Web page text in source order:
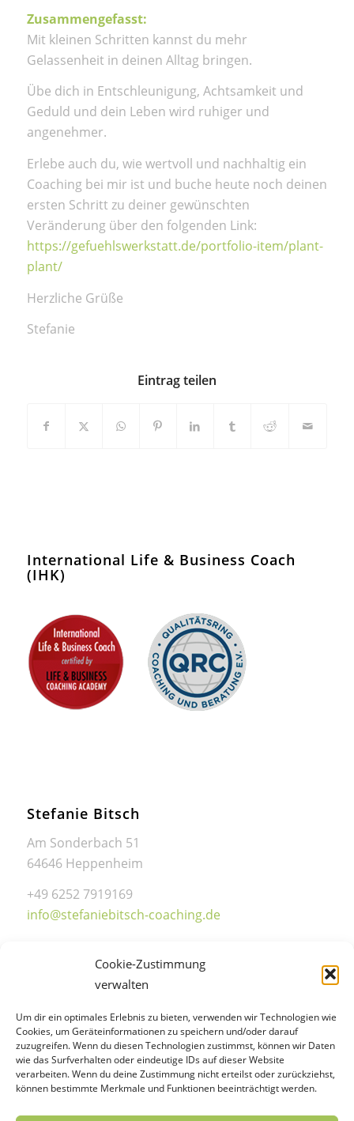
Cookie-Zustimmung
verwalten
Um dir ein optimales Erlebnis zu bieten, verwenden wir Technologien wie
Cookies, um Geräteinformationen zu speichern und/oder darauf
zuzugreifen. Wenn du diesen Technologien zustimmst, können wir Daten
wie das Surfverhalten oder eindeutige IDs auf dieser Website
verarbeiten. Wenn du deine Zustimmung nicht erteilst oder zurückziehst,
können bestimmte Merkmale und Funktionen beeinträchtigt werden.
Zusammengefasst:
Mit kleinen Schritten kannst du mehr
Gelassenheit in deinen Alltag bringen.
Übe dich in Entschleunigung, Achtsamkeit und
Geduld und dein Leben wird ruhiger und
angenehmer.
Erlebe auch du, wie wertvoll und nachhaltig ein
Coaching bei mir ist und buche heute noch deinen
ersten Schritt zu deiner gewünschten
Veränderung über den folgenden Link:
https://gefuehlswerkstatt.de/portfolio-item/plant-
plant/
Herzliche Grüße
Stefanie
Eintrag teilen
International Life & Business Coach
(IHK)
Stefanie Bitsch
Am Sonderbach 51
64646 Heppenheim
+49 6252 7919169
info@stefaniebitsch-coaching.de
Sprechzeiten
Mo.-Do.: 14:00-18:00 Uhr
Freitag: 08:00-18:00 Uhr
Samstag: 09:00-14:00 Uhr